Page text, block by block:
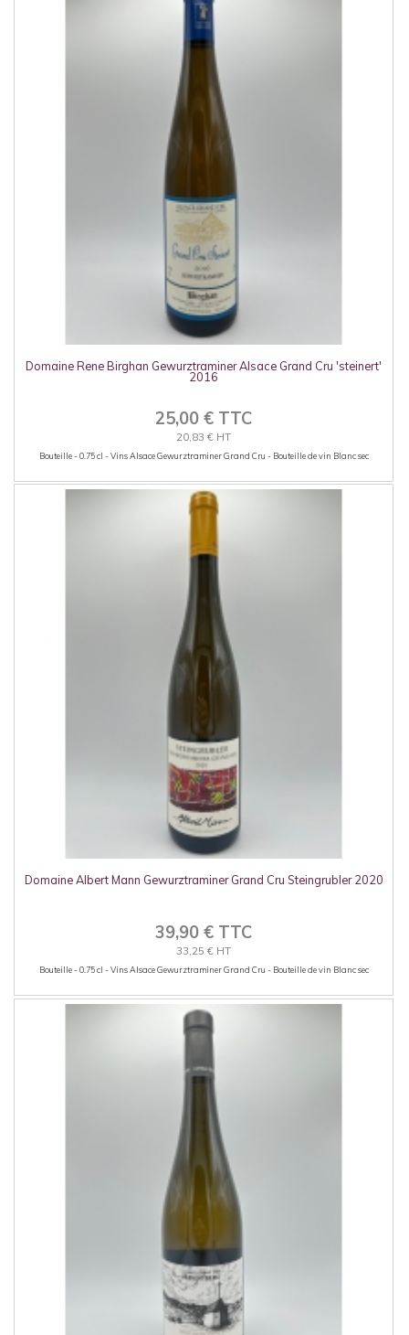
Domaine Rene Birghan Gewurztraminer Alsace Grand Cru 'steinert'
2016
25,00 € TTC
20,83 € HT
Bouteille - 0.75 cl - Vins Alsace Gewurztraminer Grand Cru - Bouteille de vin Blanc sec
Domaine Albert Mann Gewurztraminer Grand Cru Steingrubler 2020
39,90 € TTC
33,25 € HT
Bouteille - 0.75 cl - Vins Alsace Gewurztraminer Grand Cru - Bouteille de vin Blanc sec